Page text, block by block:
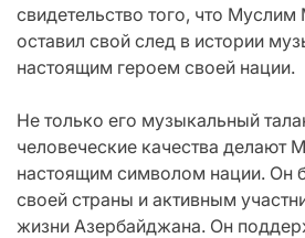
свидетельство того, что
оставил свой след в истории
настоящим героем своей нации.
Не только его музыкальный
человеческие качества делают
настоящим символом нации. Он
своей страны и активным
жизни Азербайджана. Он